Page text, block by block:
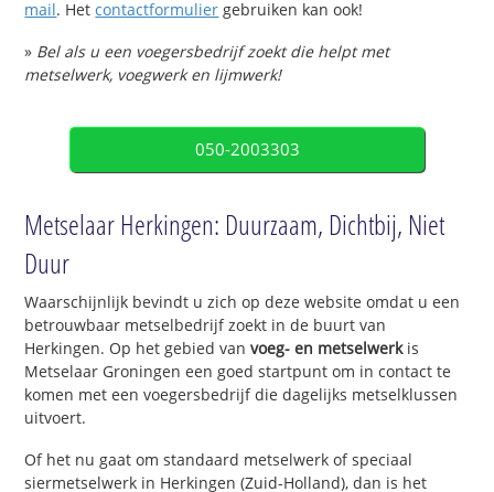
mail. Hetcontactformulier gebruiken kan ook!
» Bel als u een voegersbedrijf zoekt die helpt met
metselwerk, voegwerk en lijmwerk!
050-2003303
Metselaar Herkingen: Duurzaam, Dichtbij, Niet
Duur
Waarschijnlijk bevindt u zich op deze website omdat u een
betrouwbaar metselbedrijf zoekt in de buurt van
Herkingen. Op het gebied van voeg- en metselwerkis
Metselaar Groningen een goed startpunt om in contact te
komen met een voegersbedrijf die dagelijks metselklussen
uitvoert.
Of het nu gaat om standaard metselwerk of speciaal
siermetselwerk in Herkingen (Zuid-Holland), dan is het